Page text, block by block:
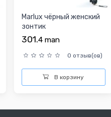
Marlux чёрный женский
зонтик
301.4 man
0 отзыв(ов)
В корзину